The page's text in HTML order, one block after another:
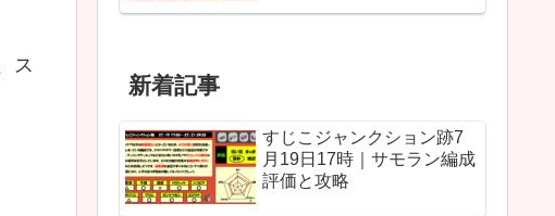
ス
新着記事
すじこジャンクション跡7
月19日17時｜サモラン編成
評価と攻略